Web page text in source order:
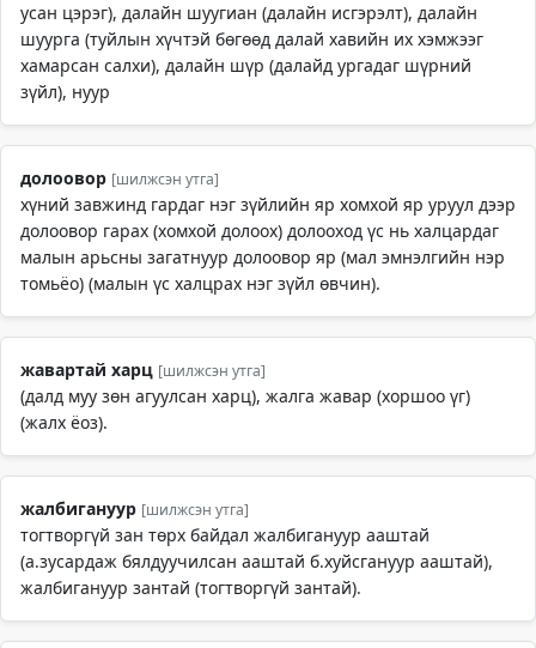
усан цэрэг), далайн шуугиан (далайн исгэрэлт), далайн
шуурга (туйлын хүчтэй бөгөөд далай хавийн их хэмжээг
хамарсан салхи), далайн шүр (далайд ургадаг шүрний
зүйл), нуур
долоовор [шилжсэн утга]
хүний завжинд гардаг нэг зүйлийн яр хомхой яр уруул дээр
долоовор гарах (хомхой долоох) долооход үс нь халцардаг
малын арьсны загатнуур долоовор яр (мал эмнэлгийн нэр
томьёо) (малын үс халцрах нэг зүйл өвчин).
жавартай харц [шилжсэн утга]
(далд муу зөн агуулсан харц), жалга жавар (хоршоо үг)
(жалх ёоз).
жалбигануур [шилжсэн утга]
тогтворгүй зан төрх байдал жалбигануур ааштай
(а.зусардаж бялдуучилсан ааштай б.хуйсгануур ааштай),
жалбигануур зантай (тогтворгүй зантай).